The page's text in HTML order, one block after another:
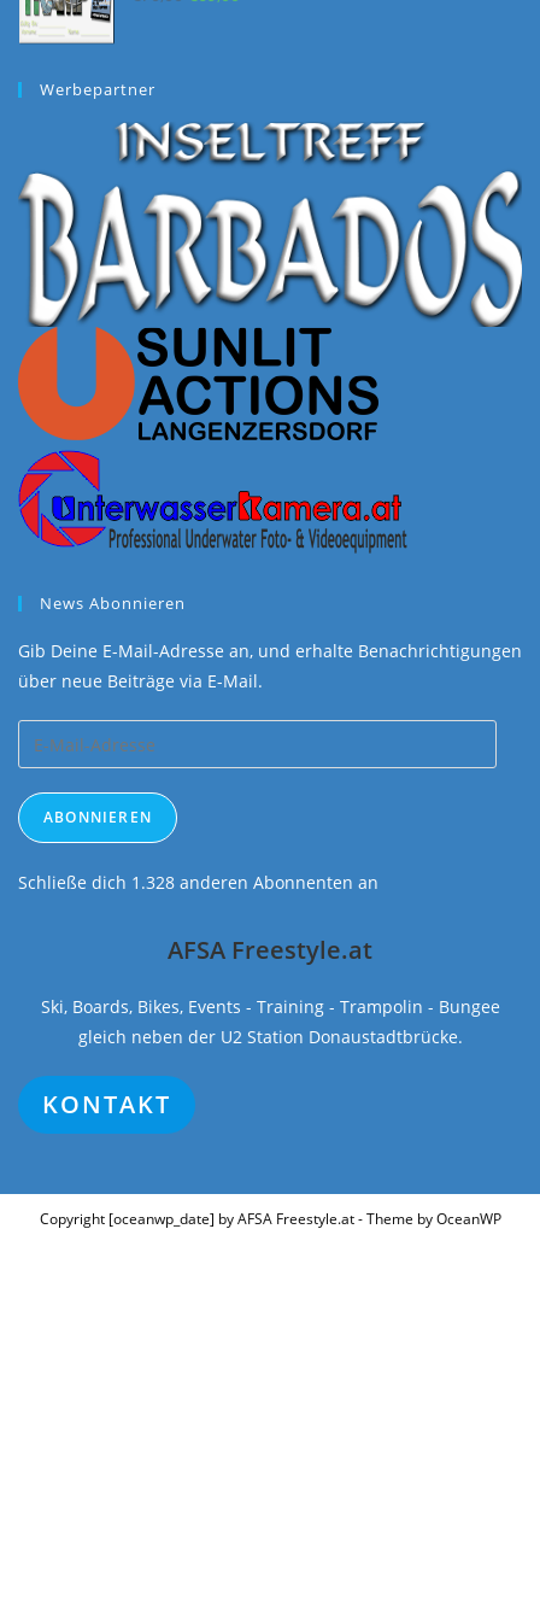
Werbepartner
News Abonnieren
Gib Deine E-Mail-Adresse an, und erhalte Benachrichtigungen
über neue Beiträge via E-Mail.
Mail-
Adresse
ABONNIEREN
Schließe dich 1.328 anderen Abonnenten an
AFSA Freestyle.at
Ski, Boards, Bikes, Events - Training - Trampolin - Bungee
gleich neben der U2 Station Donaustadtbrücke.
KONTAKT
Copyright [oceanwp_date] by AFSA Freestyle.at - Theme by OceanWP